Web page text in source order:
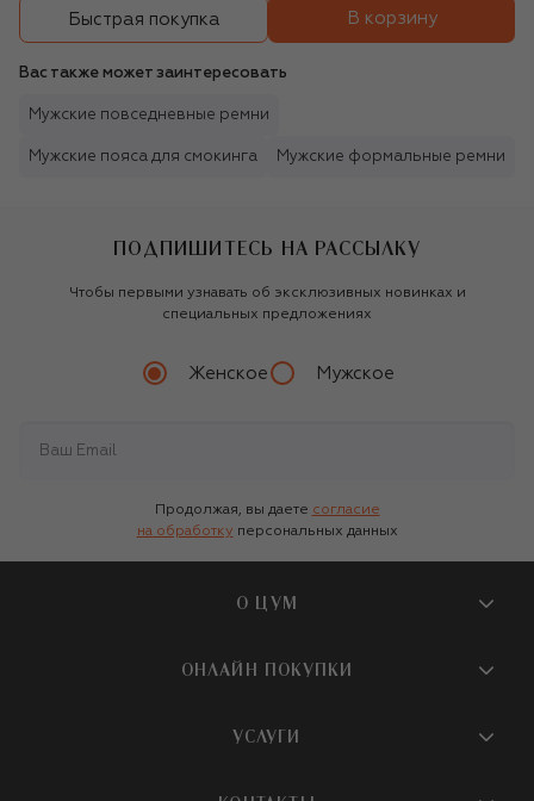
Быстрая покупка В корзину
Вас также может заинтересовать
Мужские повседневные ремни
Мужские пояса для смокинга Мужские формальные ремни
ПОДПИШИТЕСЬ НА РАССЫЛКУ
Чтобы первыми узнавать об эксклюзивных новинках и
специальных предложениях
Женское Мужское
Продолжая, вы даете согласие
на обработку персональных данных
О ЦУМ
О магазине
Бутики и ПВЗ ЦУМ
ОНЛАЙН ПОКУПКИ
УСЛУГИ